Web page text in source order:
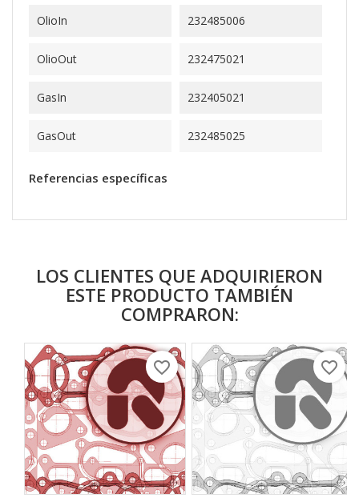
OlioIn 232485006
OlioOut 232475021
GasIn 232405021
GasOut 232485025
Referencias específicas
LOS CLIENTES QUE ADQUIRIERON
ESTE PRODUCTO TAMBIÉN
COMPRARON:
favorite_border favorite_border